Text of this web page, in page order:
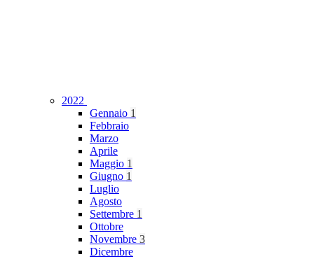
2022
Gennaio 1
Febbraio
Marzo
Aprile
Maggio 1
Giugno 1
Luglio
Agosto
Settembre 1
Ottobre
Novembre 3
Dicembre